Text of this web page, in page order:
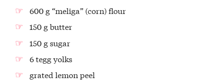
600 g “meliga” (corn) flour
150 g butter
150 g sugar
6 tegg yolks
grated lemon peel